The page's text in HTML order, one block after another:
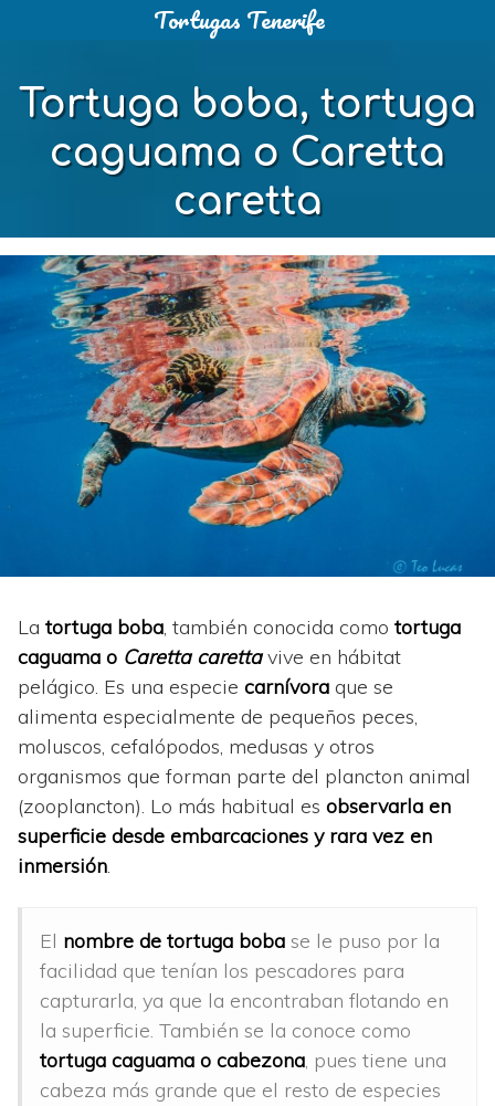
Tortugas Tenerife
Tortuga boba, tortuga
caguama o Caretta
caretta
La tortuga boba, también conocida como tortuga
caguama o Caretta caretta vive en hábitat
pelágico. Es una especie carnívora que se
alimenta especialmente de pequeños peces,
moluscos, cefalópodos, medusas y otros
organismos que forman parte del plancton animal
(zooplancton). Lo más habitual es observarla en
superficie desde embarcaciones y rara vez en
inmersión.
El nombre de tortuga boba se le puso por la
facilidad que tenían los pescadores para
capturarla, ya que la encontraban flotando en
la superficie. También se la conoce como
tortuga caguama o cabezona, pues tiene una
cabeza más grande que el resto de especies